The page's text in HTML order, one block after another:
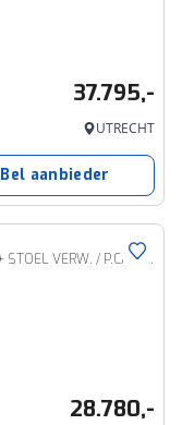
37.795,-
UTRECHT
Bel aanbieder
JAGUAR F-pace 2.0T AWD PRESTIGE / LEDER + STOEL VERW. / P.CAM / ALL SEASON
28.780,-